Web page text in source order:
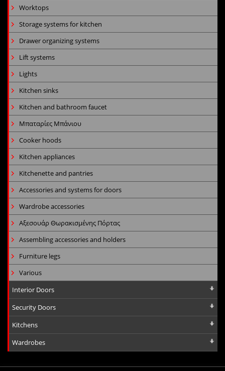
Worktops
Storage systems for kitchen
Drawer organizing systems
Lift systems
Lights
Kitchen sinks
Kitchen and bathroom faucet
Μπαταρίες Μπάνιου
Cooker hoods
Kitchen appliances
Kitchenette and pantries
Accessories and systems for doors
Wardrobe accessories
Αξεσουάρ Θωρακισμένης Πόρτας
Assembling accessories and holders
Furniture legs
Various
Interior Doors
Security Doors
Kitchens
Wardrobes